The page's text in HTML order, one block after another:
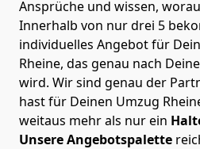
Ansprüche und wissen,
Innerhalb von nur drei 5
individuelles Angebot für
Rheine, das genau nach
wird. Wir sind genau der
hast für Deinen Umzug
weitaus mehr als nur ein
Unsere Angebotspalette